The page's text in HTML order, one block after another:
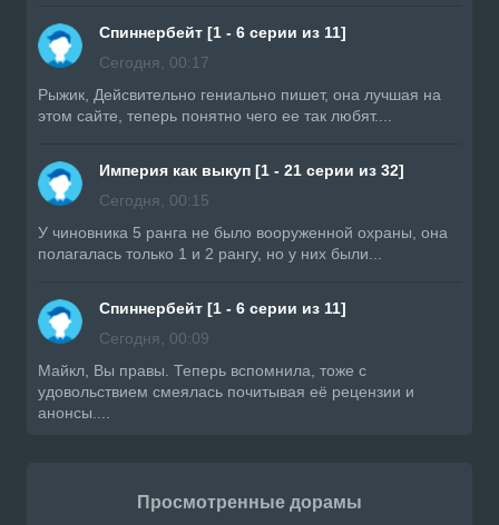
Спиннербейт [1 - 6 серии из 11]
Сегодня, 00:17
Рыжик, Дейсвительно гениально пишет, она лучшая на
этом сайте, теперь понятно чего ее так любят....
Империя как выкуп [1 - 21 серии из 32]
Сегодня, 00:15
У чиновника 5 ранга не было вооруженной охраны, она
полагалась только 1 и 2 рангу, но у них были...
Спиннербейт [1 - 6 серии из 11]
Сегодня, 00:09
Майкл, Вы правы. Теперь вспомнила, тоже с
удовольствием смеялась почитывая её рецензии и
анонсы....
Просмотренные дорамы